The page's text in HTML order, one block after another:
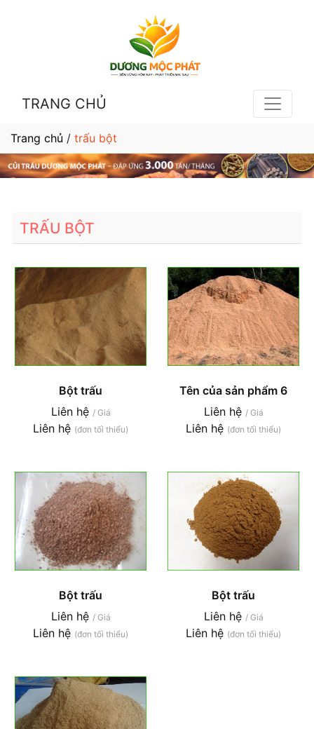
TRANG CHỦ
Trang chủ / trấu bột
TRẤU BỘT
Bột trấu
Liên hệ / Giá
Liên hệ (đơn tối thiểu)
Tên của sản phẩm 6
Liên hệ / Giá
Liên hệ (đơn tối thiểu)
Bột trấu
Liên hệ / Giá
Liên hệ (đơn tối thiểu)
Bột trấu
Liên hệ / Giá
Liên hệ (đơn tối thiểu)